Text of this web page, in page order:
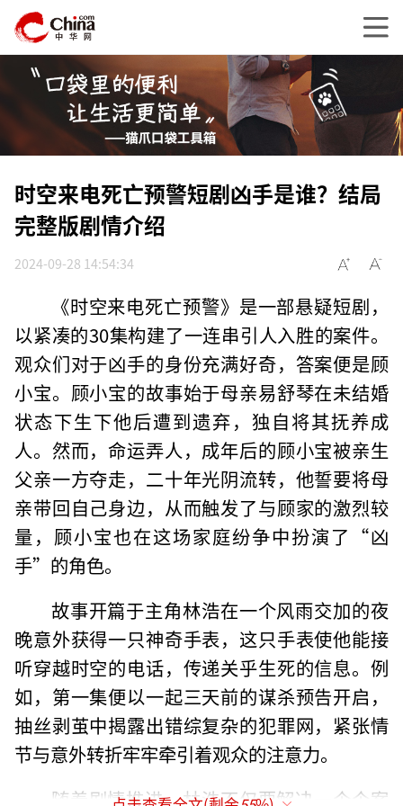
时空来电死亡预警短剧凶手是谁？结局
完整版剧情介绍
2024-09-28 14:54:34
《时空来电死亡预警》是一部悬疑短剧，
以紧凑的30集构建了一连串引人入胜的案件。
观众们对于凶手的身份充满好奇，答案便是顾
小宝。顾小宝的故事始于母亲易舒琴在未结婚
状态下生下他后遭到遗弃，独自将其抚养成
人。然而，命运弄人，成年后的顾小宝被亲生
父亲一方夺走，二十年光阴流转，他誓要将母
亲带回自己身边，从而触发了与顾家的激烈较
量，顾小宝也在这场家庭纷争中扮演了“凶
手”的角色。
故事开篇于主角林浩在一个风雨交加的夜
晚意外获得一只神奇手表，这只手表使他能接
听穿越时空的电话，传递关乎生死的信息。例
如，第一集便以一起三天前的谋杀预告开启，
抽丝剥茧中揭露出错综复杂的犯罪网，紧张情
节与意外转折牢牢牵引着观众的注意力。
随着剧情推进，林浩不仅要解决一个个案